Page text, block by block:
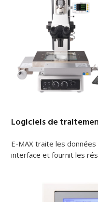
Logiciels de
E-MAX traite les
interface et fournit les